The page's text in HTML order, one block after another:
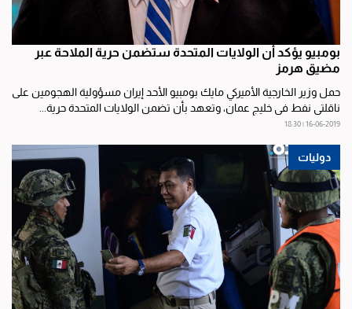
بومبيو يؤكد أن الولايات المتحدة ستضمن حرية الملاحة عبر
مضيق هرمز
حمل وزير الخارجية الأميركي مايك بومبيو الأحد إيران مسؤولية الهجومين على
ناقلتي نفط في خليج عمان، وتعهد بأن تضمن الولايات المتحدة حرية...
16-06-2019 | 18:30
دوليات